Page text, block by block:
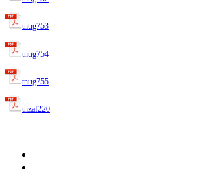
tnug753
tnug754
tnug755
tnzaf220